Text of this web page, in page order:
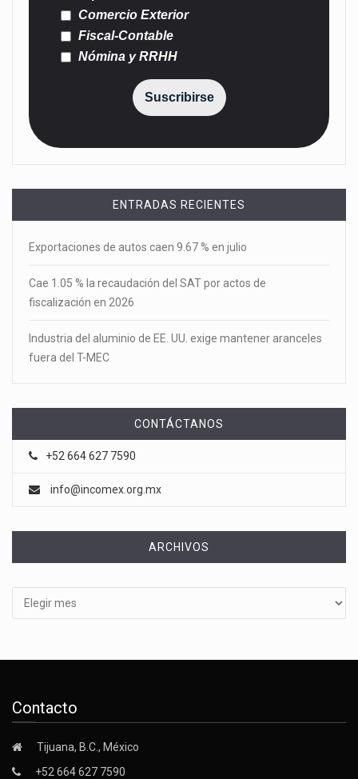
Comercio Exterior
Fiscal-Contable
Nómina y RRHH
Suscribirse
ENTRADAS RECIENTES
Exportaciones de autos caen 9.67 % en julio
Cae 1.05 % la recaudación del SAT por actos de
fiscalización en 2026
Industria del aluminio de EE. UU. exige mantener aranceles
fuera del T-MEC
CONTÁCTANOS
+52 664 627 7590
info@incomex.org.mx
ARCHIVOS
Contacto
Tijuana, B.C., México
+52 664 627 7590